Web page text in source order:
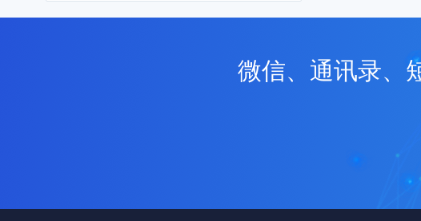
微信、通讯录、